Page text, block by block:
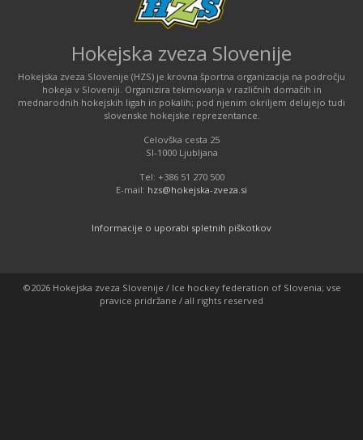
Hokejska zveza Slovenije
Hokejska zveza Slovenije (HZS) je krovna športna organizacija na področju
hokeja v Sloveniji. Organizira tekmovanja v različnih domačih in
mednarodnih hokejskih ligah in pokalih; pod njenim okriljem delujejo tudi
slovenske hokejske reprezentance.
Celovška cesta 25
SI-1000 Ljubljana
Tel: +386 51 270 500
E-mail: hzs@hokejska-zveza.si
Informacije o uporabi spletnih piškotkov
©2026 Hokejska zveza Slovenije / Ice hockey federation of Slovenia; vse
pravice pridržane / all rights reserved